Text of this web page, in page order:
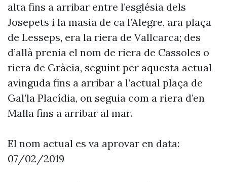
alta fins a arribar entre l’església dels
Josepets i la masia de ca l’Alegre, ara plaça
de Lesseps, era la riera de Vallcarca; des
d’allà prenia el nom de riera de Cassoles o
riera de Gràcia, seguint per aquesta actual
avinguda fins a arribar a l’actual plaça de
Gal’la Placídia, on seguia com a riera d’en
Malla fins a arribar al mar.
El nom actual es va aprovar en data:
07/02/2019